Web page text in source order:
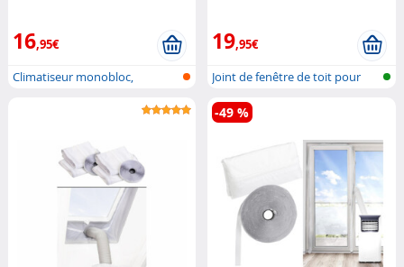
16,95€
Climatiseur monobloc,
19,95€
Joint de fenêtre de toit pour
clima...
-49 %